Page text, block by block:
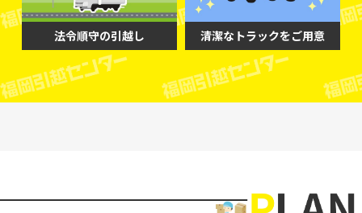
法令順守の引越し 清潔なトラックをご用意